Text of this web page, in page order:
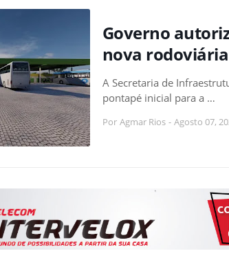
Governo
nova
A Secretaria de
pontapé inicial para a …
Por Agmar Rios - Agosto 07,